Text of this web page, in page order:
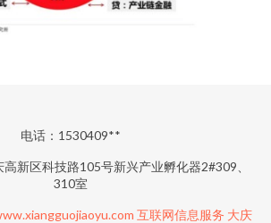
电话：1530409**
新区科技路105号新兴产业孵化器2#309、
310室
互联网信息服务 大庆